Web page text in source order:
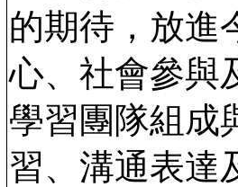
的期待，放進
心、社會參與
學習團隊組成
習、溝通表達